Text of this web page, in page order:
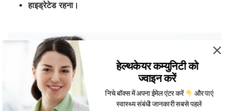
हाइड्रेटेड रहना।
हेल्थकेयर कम्युनिटी को
ज्वाइन करें
निचे बॉक्स में अपना ईमेल एंटर करें
और पाएं
स्वास्थ्य संबंधी जानकारी सबसे पहले